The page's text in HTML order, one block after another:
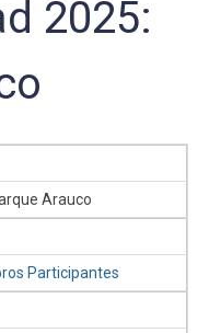
2025:
Arauco
Participantes